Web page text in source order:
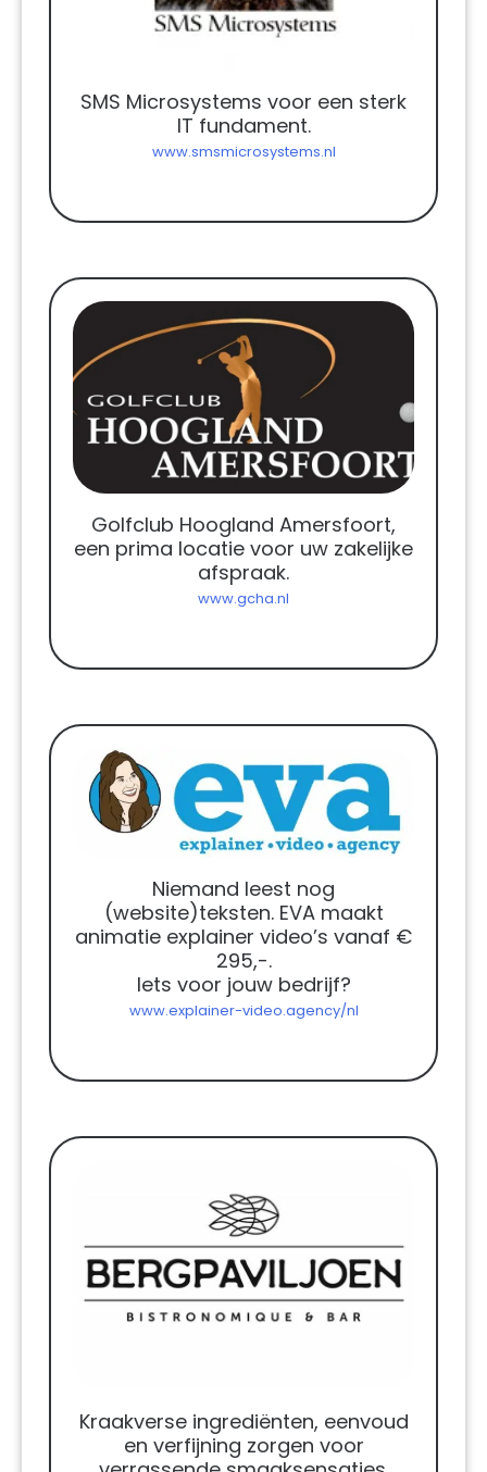
SMS Microsystems voor een sterk
IT fundament.
www.smsmicrosystems.nl
Golfclub Hoogland Amersfoort,
een prima locatie voor uw zakelijke
afspraak.
www.gcha.nl
Niemand leest nog
(website)teksten. EVA maakt
animatie explainer video’s vanaf €
295,-.
Iets voor jouw bedrijf?
www.explainer-video.agency/nl
Kraakverse ingrediënten, eenvoud
en verfijning zorgen voor